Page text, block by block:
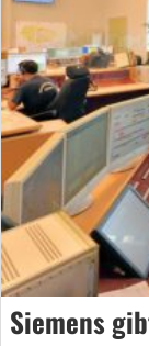
Siemens